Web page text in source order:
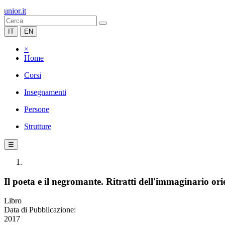
unior.it
IT EN
×
Home
Corsi
Insegnamenti
Persone
Strutture
☰
Il poeta e il negromante. Ritratti dell'immaginario
Libro
Data di Pubblicazione:
2017